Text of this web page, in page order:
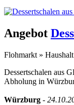
Angebot
Flohmarkt »
Dessertschalen aus
Abholung in
Würzburg -